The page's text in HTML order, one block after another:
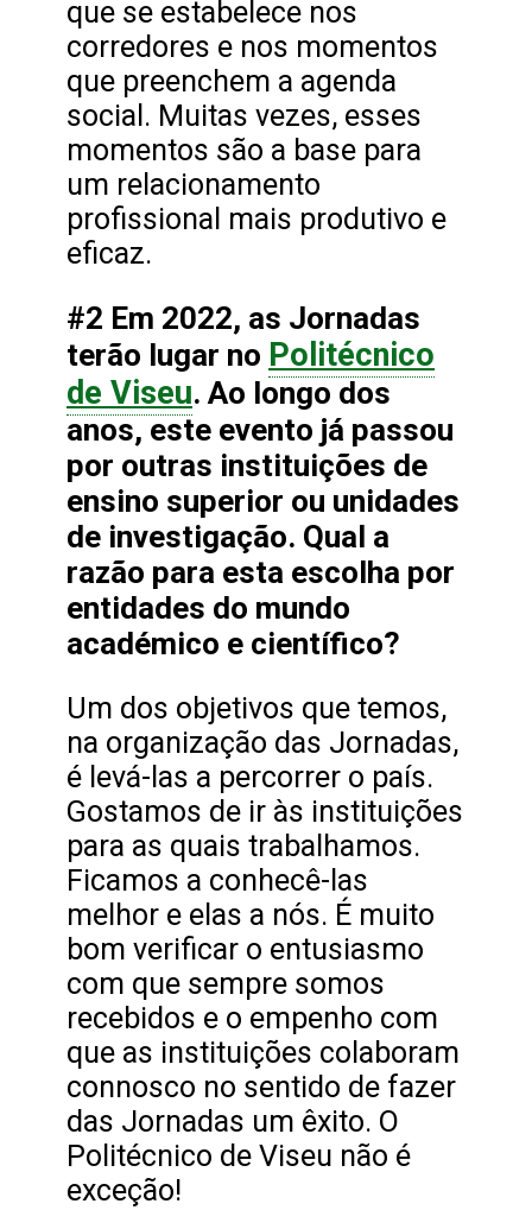
que se estabelece nos
corredores e nos momentos
que preenchem a agenda
social. Muitas vezes, esses
momentos são a base para
um relacionamento
profissional mais produtivo e
eficaz.
#2 Em 2022, as Jornadas
terão lugar no Politécnico
de Viseu. Ao longo dos
anos, este evento já passou
por outras instituições de
ensino superior ou unidades
de investigação. Qual a
razão para esta escolha por
entidades do mundo
académico e científico?
Um dos objetivos que temos,
na organização das Jornadas,
é levá-las a percorrer o país.
Gostamos de ir às instituições
para as quais trabalhamos.
Ficamos a conhecê-las
melhor e elas a nós. É muito
bom verificar o entusiasmo
com que sempre somos
recebidos e o empenho com
que as instituições colaboram
connosco no sentido de fazer
das Jornadas um êxito. O
Politécnico de Viseu não é
exceção!